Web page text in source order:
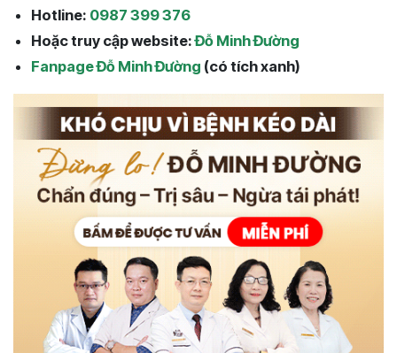
Hotline: 0987 399 376
Hoặc truy cập website:Đỗ Minh Đường
Fanpage Đỗ Minh Đường (có tích xanh)